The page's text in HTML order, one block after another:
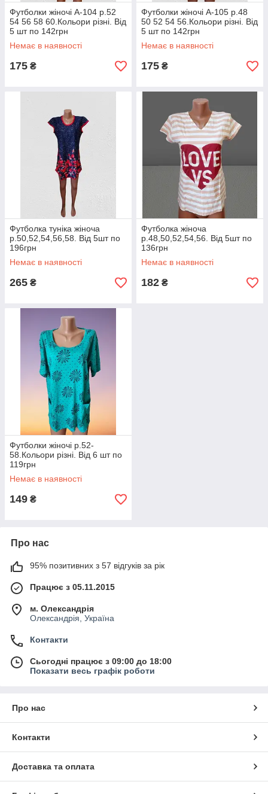
Футболки жіночі А-104 р.52
54 56 58 60.Кольори різні. Від
5 шт по 142грн
Немає в наявності
175 ₴
Футболки жіночі А-105 р.48
50 52 54 56.Кольори різні. Від
5 шт по 142грн
Немає в наявності
175 ₴
Футболка туніка жіноча
р.50,52,54,56,58. Від 5шт по
196грн
Немає в наявності
265 ₴
Футболка жіноча
р.48,50,52,54,56. Від 5шт по
136грн
Немає в наявності
182 ₴
Футболки жіночі р.52-
58.Кольори різні. Від 6 шт по
119грн
Немає в наявності
149 ₴
Про нас
95% позитивних з 57 відгуків за рік
Працює з 05.11.2015
м. Олександрія
Олександрія, Україна
Контакти
Сьогодні працює з 09:00 до 18:00
Показати весь графік роботи
Про нас
Контакти
Доставка та оплата